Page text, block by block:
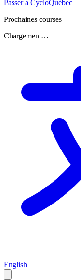
Passer à CycloQuébec
Prochaines courses
Chargement…
English